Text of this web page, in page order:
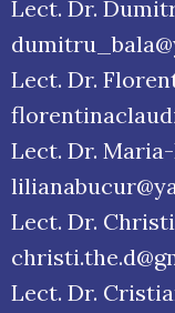
Lect. Dr.
Lect. Dr.
Lect. Dr.
Lect. Dr.
Lect. Dr.